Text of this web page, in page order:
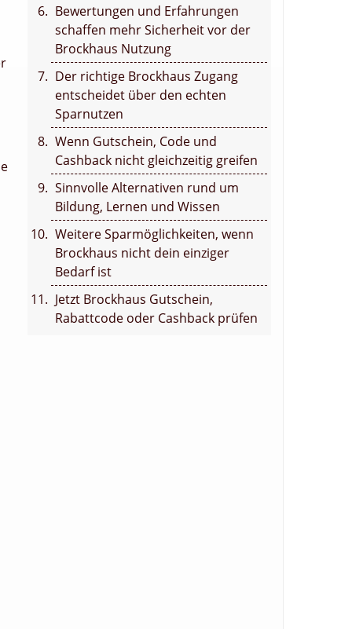
Bewertungen und Erfahrungen
schaffen mehr Sicherheit vor der
Brockhaus Nutzung
Der richtige Brockhaus Zugang
entscheidet über den echten
Sparnutzen
Wenn Gutschein, Code und
Cashback nicht gleichzeitig greifen
Sinnvolle Alternativen rund um
Bildung, Lernen und Wissen
Weitere Sparmöglichkeiten, wenn
Brockhaus nicht dein einziger
Bedarf ist
Jetzt Brockhaus Gutschein,
Rabattcode oder Cashback prüfen